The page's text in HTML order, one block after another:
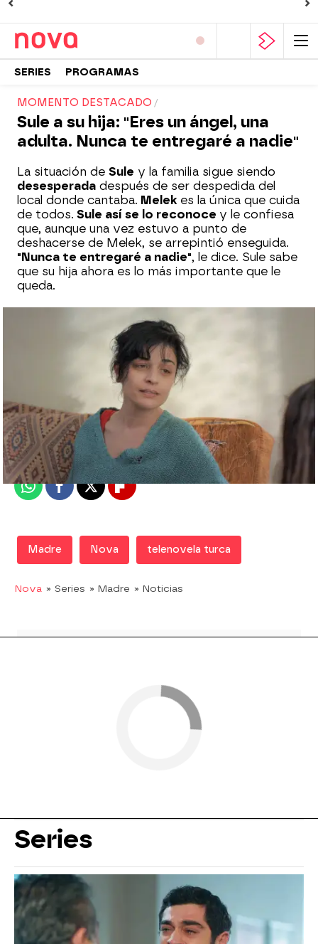
SERIES PROGRAMAS
MOMENTO DESTACADO
Sule a su hija: "Eres un ángel, una
adulta. Nunca te entregaré a nadie"
La situación de Sule y la familia sigue siendo
desesperada después de ser despedida del
local donde cantaba. Melek es la única que cuida
de todos. Sule así se lo reconoce y le confiesa
que, aunque una vez estuvo a punto de
deshacerse de Melek, se arrepintió enseguida.
"Nunca te entregaré a nadie", le dice. Sule sabe
que su hija ahora es lo más importante que le
queda.
Nova
Madrid
Publicado: 15 de septiembre de 2019, 23:31
WhatsappFacebook
X Flipboard
Madre Nova telenovela turca
Nova » Series » Madre » Noticias
Series